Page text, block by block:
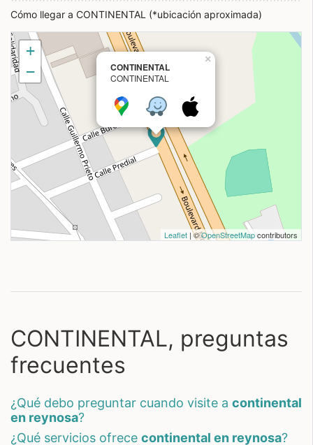
Cómo llegar a CONTINENTAL (*ubicación aproximada)
CONTINENTAL
CONTINENTAL
×
+
−
Leaflet | ©OpenStreetMapcontributors
CONTINENTAL, preguntas
frecuentes
¿qué debo preguntar cuando visite a continental
en reynosa?
¿qué servicios ofrece continental en reynosa?